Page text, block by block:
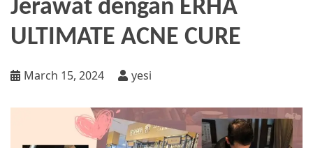
Jerawat dengan ERHA
ULTIMATE ACNE CURE
March 15, 2024 yesi